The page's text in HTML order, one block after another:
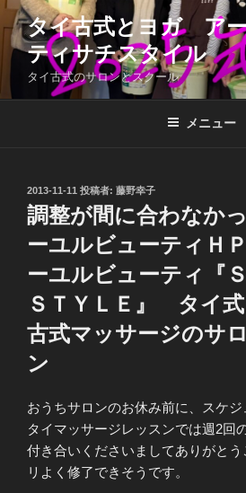
コ
ン
テ
ツ
タイ古式とヨガ ア
ティサチスタイル
タイ古式のサロンとスクール
メニュー
投
稿
日:
2013-11-11 投稿者: 藤野幸子
調整が間に合わなか
ーユルビューティＨ
ーユルビューティ『
ＳＴＹＬＥ』 タイ
古式マッサージのサ
ン
おうちサロンのお休み前に、スケジ
タイマッサージレッスンでは週2回
付き合いくださいましてありがと
リよく修了できそうです。